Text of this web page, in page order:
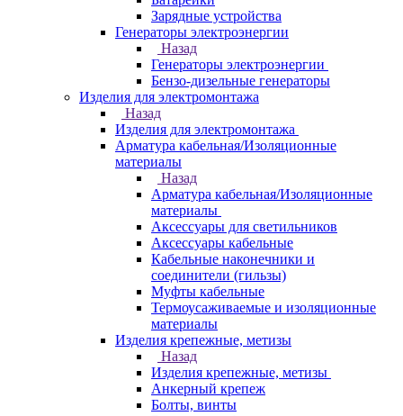
Зарядные устройства
Генераторы электроэнергии
Назад
Генераторы электроэнергии
Бензо-дизельные генераторы
Изделия для электромонтажа
Назад
Изделия для электромонтажа
Арматура кабельная/Изоляционные
материалы
Назад
Арматура кабельная/Изоляционные
материалы
Аксессуары для светильников
Аксессуары кабельные
Кабельные наконечники и
соединители (гильзы)
Муфты кабельные
Термоусаживаемые и изоляционные
материалы
Изделия крепежные, метизы
Назад
Изделия крепежные, метизы
Анкерный крепеж
Болты, винты